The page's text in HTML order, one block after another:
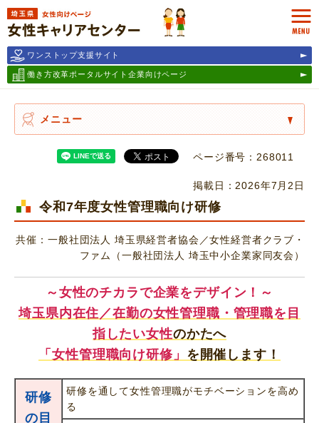
埼玉県女性キャリアセンター
ワンストップ支援サイト
働き方改革ポータルサイト企業向けページ
メニュー
ページ番号：268011
掲載日：2026年7月2日
令和7年度女性管理職向け研修
共催：一般社団法人 埼玉県経営者協会／女性経営者クラブ・
ファム（一般社団法人 埼玉中小企業家同友会）
～女性のチカラで企業をデザイン！～
埼玉県内在住／在勤の女性管理職・管理職を目
指したい女性のかたへ
「女性管理職向け研修」 を開催します！
研修
の目
研修を通して女性管理職がモチベーションを高め
る